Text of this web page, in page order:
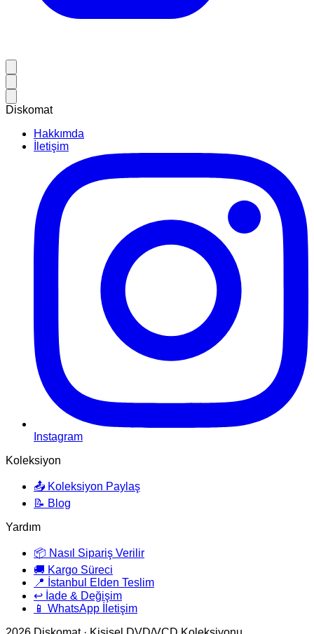
Diskomat
Hakkımda
İletişim
Instagram
Koleksiyon
📤 Koleksiyon Paylaş
📝 Blog
Yardım
📦 Nasıl Sipariş Verilir
🚚 Kargo Süreci
📍 İstanbul Elden Teslim
↩️ İade & Değişim
📱 WhatsApp İletişim